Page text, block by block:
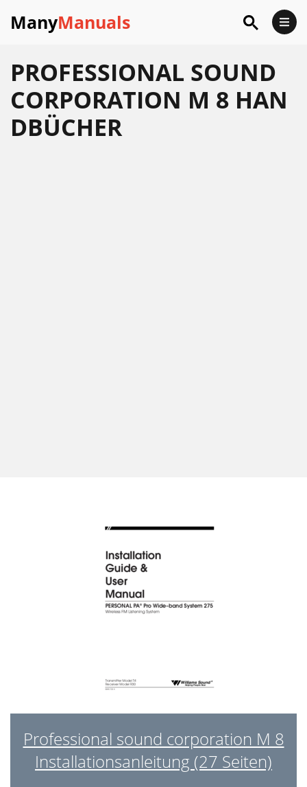
ManyManuals
PROFESSIONAL SOUND
CORPORATION M 8 HAN
DBÜCHER
Professional sound corporation M 8
Installationsanleitung (27 Seiten)